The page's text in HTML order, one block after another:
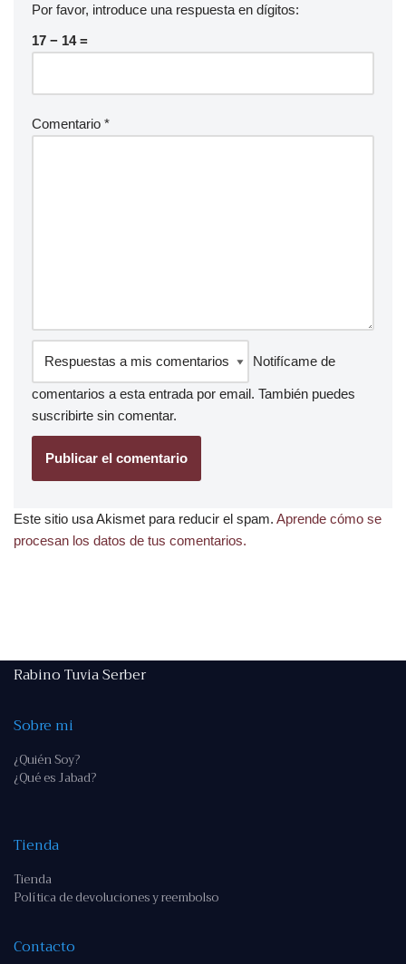
Por favor, introduce una respuesta en dígitos:
17 − 14 =
Comentario *
Notifícame de
comentarios a esta entrada por email. También puedes
suscribirte sin comentar.
Este sitio usa Akismet para reducir el spam. Aprende cómo se
procesan los datos de tus comentarios.
Rabino Tuvia Serber
Sobre mi
¿Quién Soy?
¿Qué es Jabad?
Tienda
Tienda
Política de devoluciones y reembolso
Contacto